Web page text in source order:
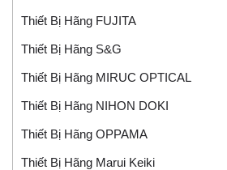
Thiết Bị Hãng FUJITA
Thiết Bị Hãng S&G
Thiết Bị Hãng MIRUC OPTICAL
Thiết Bị Hãng NIHON DOKI
Thiết Bị Hãng OPPAMA
Thiết Bị Hãng Marui Keiki